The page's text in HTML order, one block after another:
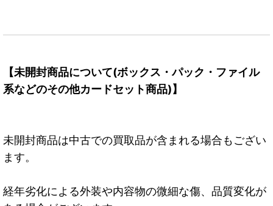
【未開封商品について(ボックス・パック・ファイル
系などのその他カードセット商品)】
未開封商品は中古での買取品が含まれる場合もござい
ます。
経年劣化による外装や内容物の微細な傷、品質変化が